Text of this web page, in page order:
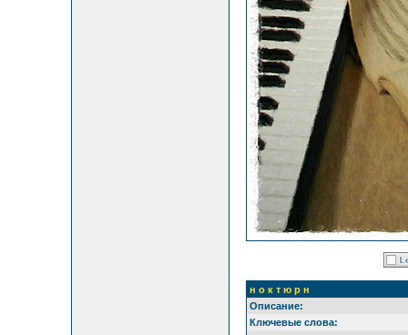
н о к т ю р н
Описание:
Ключевые слова: